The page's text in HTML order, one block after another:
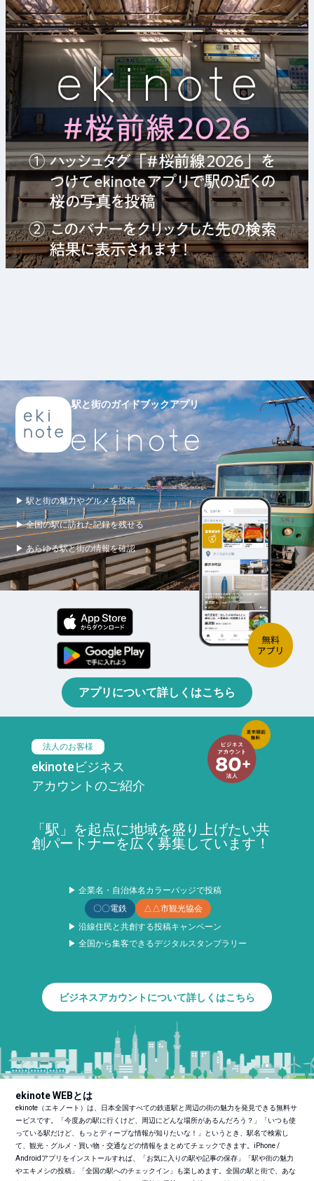
駅と街のガイドブックアプリ
▶ 駅と街の魅力やグルメを投稿
▶ 全国の駅に訪れた記録を残せる
▶ あらゆる駅と街の情報を確認
アプリについて詳しくはこちら
法人のお客様
ekinoteビジネス
アカウントのご紹介
「駅」を起点に地域を盛り上げたい共
創パートナーを広く募集しています！
▶ 企業名・自治体名カラーバッジで投稿
〇〇電鉄
△△市観光協会
▶ 沿線住民と共創する投稿キャンペーン
▶ 全国から集客できるデジタルスタンプラリー
ビジネスアカウントについて詳しくはこちら
ekinote WEBとは
ekinote（エキノート）は、日本全国すべての鉄道駅と周辺の街の魅力を発見できる無料サ
ービスです。「今度あの駅に行くけど、周辺にどんな場所があるんだろう？」「いつも使
っている駅だけど、もっとディープな情報が知りたいな！」というとき、駅名で検索し
て、観光・グルメ・買い物・交通などの情報をまとめてチェックできます。iPhone /
Androidアプリをインストールすれば、「お気に入りの駅や記事の保存」「駅や街の魅力
やエキメシの投稿」「全国の駅へのチェックイン」も楽しめます。全国の駅と街で、あな